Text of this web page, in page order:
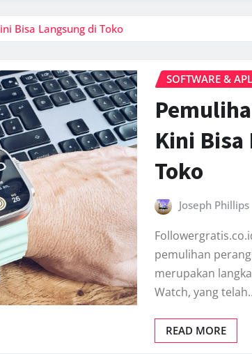
Bisa Langsung di Toko
SOFTWARE &
Kini Bisa
Toko
Joseph Phillips
pemulihan
merupakan
Watch, yang
READ MORE